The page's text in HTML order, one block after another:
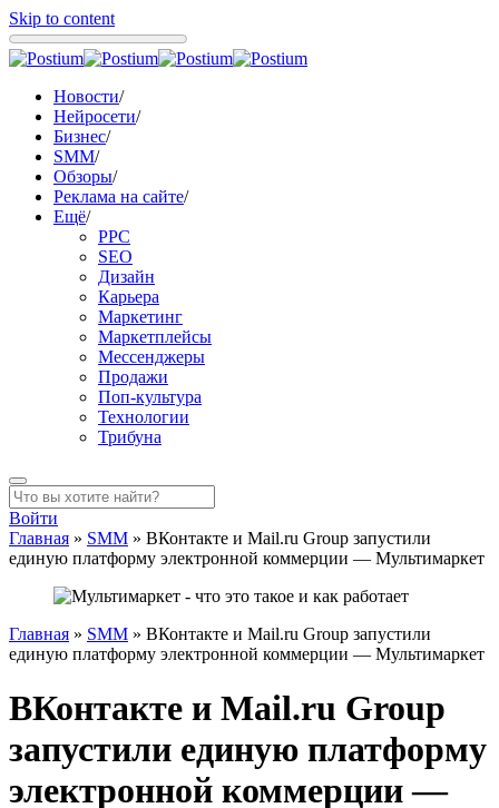
Skip to content
Новости/
Нейросети/
Бизнес/
SMM/
Обзоры/
Реклама на сайте/
Ещё/
PPC
SEO
Дизайн
Карьера
Маркетинг
Маркетплейсы
Мессенджеры
Продажи
Поп-культура
Технологии
Трибуна
Войти
Главная » SMM » ВКонтакте и Mail.ru Group запустили
единую платформу электронной коммерции — Мультимаркет
Главная » SMM » ВКонтакте и Mail.ru Group запустили
единую платформу электронной коммерции — Мультимаркет
ВКонтакте и Mail.ru Group
запустили единую платформу
электронной коммерции —